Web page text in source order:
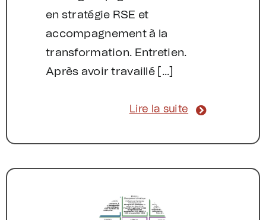
en stratégie RSE et
accompagnement à la
transformation. Entretien.
Après avoir travaillé [...]
Lire la suite